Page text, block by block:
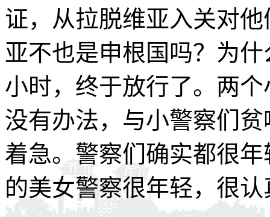
证，从拉脱维亚入关对
亚不也是申根国吗？为
小时，终于放行了。两
没有办法，与小警察们
着急。警察们确实都很
的美女警察很年轻，很